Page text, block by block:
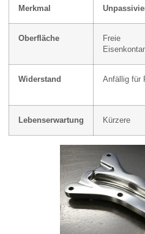
Merkmal
Oberfläche
Freie
Widerstand Anfällig für
Lebenserwartung Kürzere